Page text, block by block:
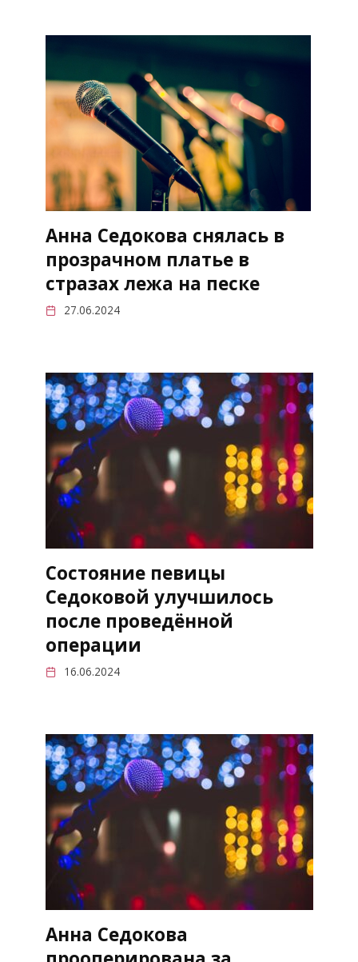
Анна Седокова снялась в
прозрачном платье в
стразах лежа на песке
27.06.2024
Состояние певицы
Седоковой улучшилось
после проведённой
операции
16.06.2024
Анна Седокова